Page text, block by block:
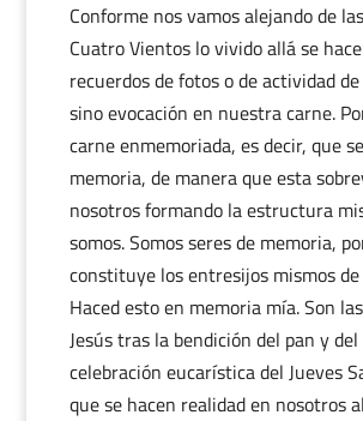
Conforme nos vamos alejando de
Cuatro Vientos lo vivido allá se
recuerdos de fotos o de actividad
sino evocación en nuestra carne.
carne enmemoriada, es decir, que
memoria, de manera que esta
nosotros formando la estructura
somos. Somos seres de memoria,
constituye los entresijos mismos
Haced esto en memoria mía. Son
Jesús tras la bendición del pan y
celebración eucarística del Jueves
que se hacen realidad en nosotros